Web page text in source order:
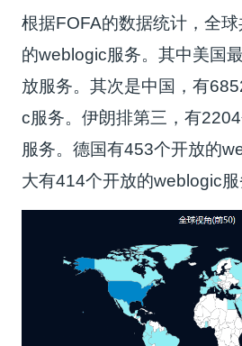
根据FOFA的数据统计，全
的weblogic服务。其中美国
放服务。其次是中国，有
c服务。伊朗排第三，有
服务。德国有453个开放的
大有414个开放的weblogic服